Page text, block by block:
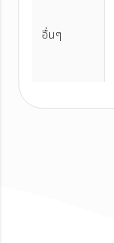
อื่นๆ